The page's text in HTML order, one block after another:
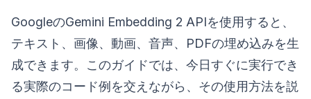
GoogleのGemini Embedding 2 APIを使用すると、
テキスト、画像、動画、音声、PDFの埋め込みを生
成できます。このガイドでは、今日すぐに実行でき
る実際のコード例を交えながら、その使用方法を説